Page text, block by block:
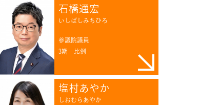
石橋通宏
いしばしみちひろ
参議院議員
3期 比例
塩村あやか
しおむらあやか